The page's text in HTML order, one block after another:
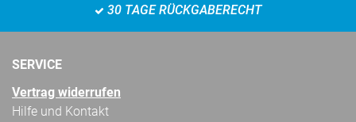
30 TAGE RÜCKGABERECHT
SERVICE
Vertrag widerrufen
Hilfe und Kontakt